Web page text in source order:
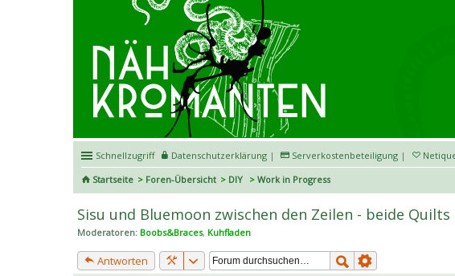
Schnellzugriff Datenschutzerklärung | Serverkostenbeteiligung |
Startseite
Foren-Übersicht DIY Work in Progress
Sisu und Bluemoon zwischen den Zeilen - beide
Moderatoren: Boobs&Braces, Kuhfladen
Antworten